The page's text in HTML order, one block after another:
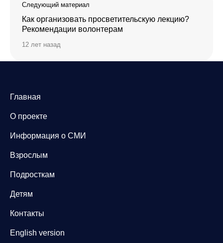
Следующий материал
Как организовать просветительскую лекцию?
Рекомендации волонтерам
12 лет назад
Главная
О проекте
Информация о СМИ
Взрослым
Подросткам
Детям
Контакты
English version